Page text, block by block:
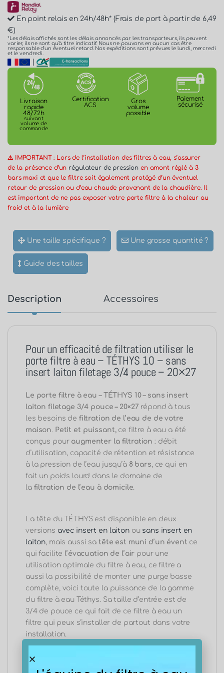
En point relais en 24h/48h* (Frais de port à partir de 6,49
€)
*Les délais affichés sont les délais annoncés par les transporteurs, ils peuvent
varier, ils ne sont qu'à titre indicatif. Nous ne pouvons en aucun cas être
responsable d'un éventuel retard. Nos expéditions sont prévues le lundi, mercredi
et le vendredi.
Livraison
rapide
48/72h
suivant
volume de
commande
Certification
ACS
Gros
volume
possible
Paiement
sécurisé
⚠️ IMPORTANT : Lors de l’installation des filtres à eau, s’assurer
de la présence d’un régulateur de pression en amont réglé à 3
bars maxi et que le filtre soit également protégé d’un éventuel
retour de pression ou d’eau chaude provenant de la chaudière. Il
est important de ne pas exposer votre porte filtre à la chaleur au
froid et à la lumière
Une taille spécifique ? Une grosse quantité ?
Guide des tailles
Description Accessoires
Pour un efficacité de filtration utiliser le
porte filtre à eau – TÉTHYS 10 – sans
insert laiton filetage 3/4 pouce – 20×27
Le porte filtre à eau – TÉTHYS 10 – sans insert
laiton filetage 3/4 pouce – 20×27 répond à tous
les besoins de filtration de l’eau de de votre
maison. Petit et puissant,ce filtre à eau a été
conçus pour augmenter la filtration : débit
d’utilisation, capacité de rétention et résistance
à la pression de l’eau jusqu’à 8 bars, ce qui en
fait un poids lourd dans le domaine de
la filtration de l’eau à domicile.
La tête du TÉTHYS est disponible en deux
versions avec insert en laitonou sans insert en
laiton, mais aussi sa tête est muni d’un évent ce
qui facilite l’évacuation de l’air pour une
utilisation optimale du filtre à eau, ce filtre a
aussi la possibilité de monter une purge basse
complète, voici toute la puissance de la gamme
du filtre à eau Téthys. Sa taille d’entrée est de
3/4 de pouce ce qui fait de ce filtre à eau un
filtre qui peux s’installer de partout dans votre
installation.